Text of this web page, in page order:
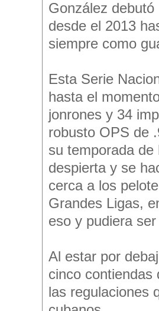
González
desde el 2013
siempre como
Esta Serie
hasta el
jonrones y 34
robusto OPS de
su temporada
despierta y se
cerca a los
Grandes Ligas,
eso y pudiera
Al estar por
cinco contiendas
las regulaciones